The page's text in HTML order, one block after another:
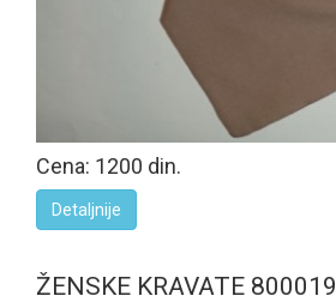
Cena: 1200 din.
Detaljnije
ŽENSKE KRAVATE 800019